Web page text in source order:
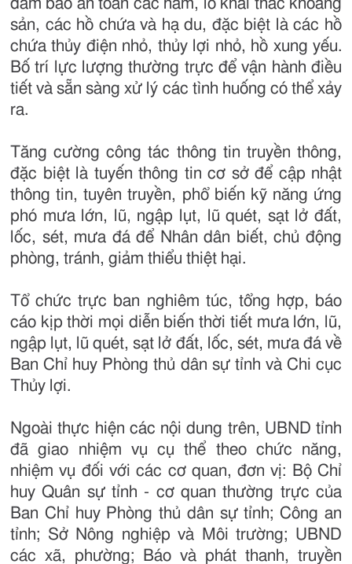
sản, các hồ chứa và hạ du, đặc biệt là các hồ
chứa thủy điện nhỏ, thủy lợi nhỏ, hồ xung yếu.
Bố trí lực lượng thường trực để vận hành điều
tiết và sẵn sàng xử lý các tình huống có thể xảy
ra.
Tăng cường công tác thông tin truyền thông,
đặc biệt là tuyến thông tin cơ sở để cập nhật
thông tin, tuyên truyền, phổ biến kỹ năng ứng
phó mưa lớn, lũ, ngập lụt, lũ quét, sạt lở đất,
lốc, sét, mưa đá để Nhân dân biết, chủ động
phòng, tránh, giảm thiểu thiệt hại.
Tổ chức trực ban nghiêm túc, tổng hợp, báo
cáo kịp thời mọi diễn biến thời tiết mưa lớn, lũ,
ngập lụt, lũ quét, sạt lở đất, lốc, sét, mưa đá về
Ban Chỉ huy Phòng thủ dân sự tỉnh và Chi cục
Thủy lợi.
Ngoài thực hiện các nội dung trên, UBND tỉnh
đã giao nhiệm vụ cụ thể theo chức năng,
nhiệm vụ đối với các cơ quan, đơn vị: Bộ Chỉ
huy Quân sự tỉnh - cơ quan thường trực của
Ban Chỉ huy Phòng thủ dân sự tỉnh; Công an
tỉnh; Sở Nông nghiệp và Môi trường; UBND
các xã, phường; Báo và phát thanh, truyền